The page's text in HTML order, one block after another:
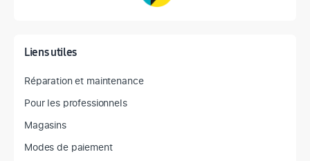
Liens utiles
Réparation et maintenance
Pour les professionnels
Magasins
Modes de paiement